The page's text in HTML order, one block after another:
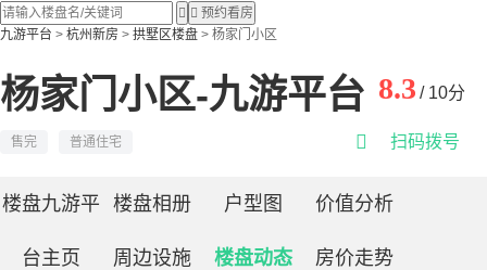
  预约看房
九游平台 > 杭州新房 > 拱墅区楼盘 > 杨家门小区
杨家门小区-九游平台 8.3 / 10分
售完 普通住宅  扫码拨号
楼盘九游平
台主页
楼盘相册 户型图 价值分析
周边设施 楼盘动态 房价走势